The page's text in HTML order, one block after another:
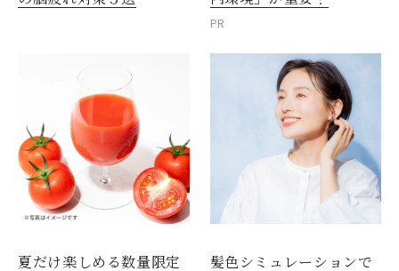
PR
夏だけ楽しめる数量限定 髪色シミュレーションで